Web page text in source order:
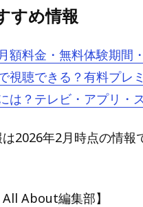
すめ情報
額料金・無料体験期間
視聴できる？有料プレ
は？テレビ・アプリ・
2026年2月時点の情
All About編集部】